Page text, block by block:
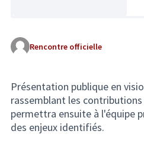
Rencontre officielle
Présentation publique en
rassemblant les
permettra ensuite à l'équipe
des enjeux identifiés.